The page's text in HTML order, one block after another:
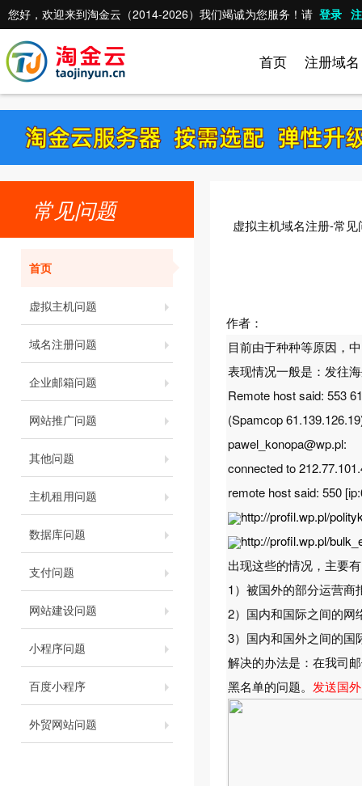
您好，欢迎来到淘金云（2014-2026）我们竭诚为您服务！请 登录
注册域名
首页
常见问题
首页
虚拟主机问题
域名注册问题
企业邮箱问题
网站推广问题
其他问题
主机租用问题
数据库问题
支付问题
网站建设问题
小程序问题
百度小程序
外贸网站问题
虚拟主机域名注册-常见
作者：
目前由于种种等原因，
表现情况一般是：发往
Remote host said: 553
(Spamcop
pawel_konopa@wp.pl:
connected to
remote host said: 550
http://profil.wp.pl/
http://profil.wp.pl/
出现这些的情况，主要
1）被国外的部分运营
2）国内和国际之间的网
3）国内和国外之间的国
解决的办法是：在我司
黑名单的问题。 发送国